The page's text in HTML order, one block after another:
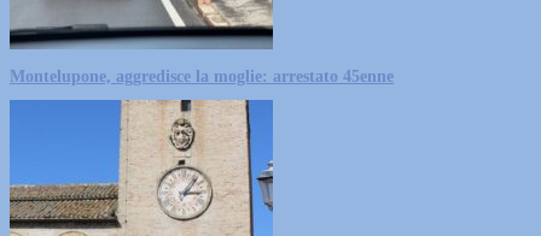
Montelupone, aggredisce la moglie: arrestato 45enne